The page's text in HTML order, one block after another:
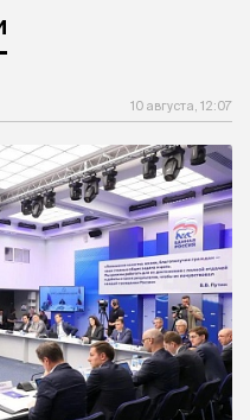
10 августа, 12:07